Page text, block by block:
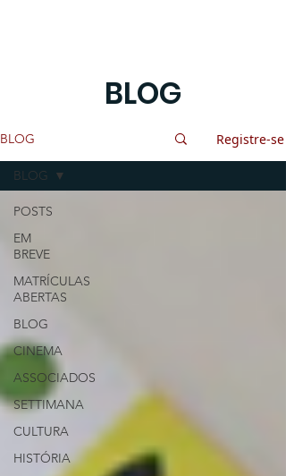
BLOG
BLOG Registre-se
POSTS
EM
BREVE
MATRÍCULAS
ABERTAS
BLOG
CINEMA
ASSOCIADOS
SETTIMANA
CULTURA
HISTÓRIA
BLOG